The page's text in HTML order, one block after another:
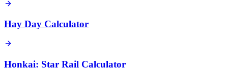
Hay Day Calculator
Honkai: Star Rail Calculator